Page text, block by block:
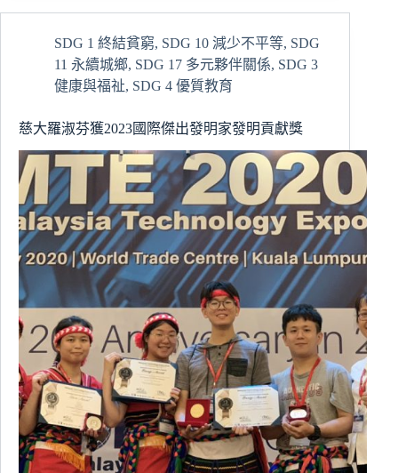
部
育
業
務
願
服
務
獎
勵
青
學
獎
連
年
獲
獎
人
數
超
過
50%
SDG 1 終結貧窮, SDG 10 減少不平等, SDG
11 永續城鄉, SDG 17 多元夥伴關係, SDG 3
健康與福祉, SDG 4 優質教育
慈大羅淑芬獲2023國際傑出發明家發明貢獻獎